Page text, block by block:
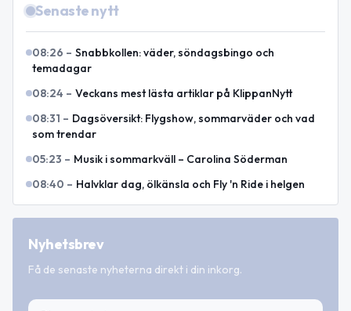
Senaste nytt
08:26 – Snabbkollen: väder, söndagsbingo och
temadagar
08:24 – Veckans mest lästa artiklar på KlippanNytt
08:31 – Dagsöversikt: Flygshow, sommarväder och vad
som trendar
05:23 – Musik i sommarkväll – Carolina Söderman
08:40 – Halvklar dag, ölkänsla och Fly 'n Ride i helgen
Nyhetsbrev
Få de senaste nyheterna direkt i din inkorg.